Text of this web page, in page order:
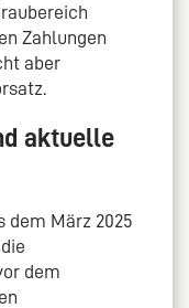
Zahlungen
aber
aktuelle
dem März 2025
dem